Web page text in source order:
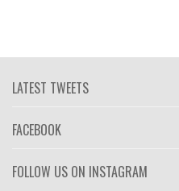
LATEST TWEETS
FACEBOOK
FOLLOW US ON INSTAGRAM